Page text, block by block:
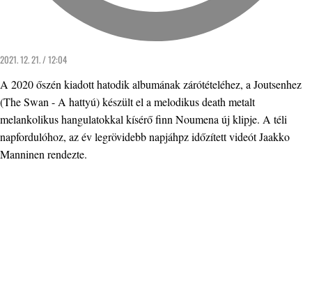
2021. 12. 21. / 12:04
A 2020 őszén kiadott hatodik albumának zárótételéhez, a Joutsenhez
(The Swan - A hattyú) készült el a melodikus death metalt
melankolikus hangulatokkal kísérő finn Noumena új klipje. A téli
napfordulóhoz, az év legrövidebb napjáhpz időzített videót Jaakko
Manninen rendezte.